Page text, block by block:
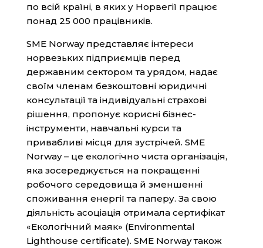
по всій країні, в яких у Норвегії працює
понад 25 000 працівників.
SME Norway представляє інтереси
норвезьких підприємців перед
державним сектором та урядом, надає
своїм членам безкоштовні юридичні
консультації та індивідуальні страхові
рішення, пропонує корисні бізнес-
інструменти, навчальні курси та
привабливі місця для зустрічей. SME
Norway – це екологічно чиста організація,
яка зосереджується на покращенні
робочого середовища й зменшенні
споживання енергії та паперу. За свою
діяльність асоціація отримала сертифікат
«Екологічний маяк» (Environmental
Lighthouse certificate). SME Norway також